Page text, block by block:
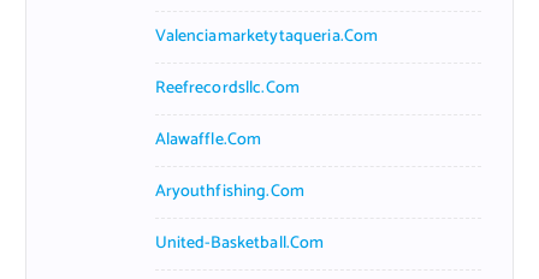
Valenciamarketytaqueria.com
Reefrecordsllc.com
Alawaffle.com
Aryouthfishing.com
United-Basketball.com